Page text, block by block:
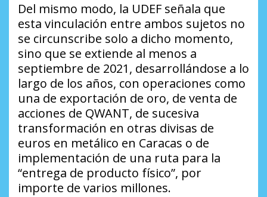
Del mismo modo, la UDEF señala que
esta vinculación entre ambos sujetos no
se circunscribe solo a dicho momento,
sino que se extiende al menos a
septiembre de 2021, desarrollándose a lo
largo de los años, con operaciones como
una de exportación de oro, de venta de
acciones de QWANT, de sucesiva
transformación en otras divisas de
euros en metálico en Caracas o de
implementación de una ruta para la
“entrega de producto físico”, por
importe de varios millones.